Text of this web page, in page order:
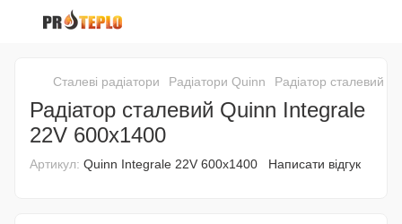
Сталеві радіатори Радіатори Quinn Радіатор сталевий
Радіатор сталевий Quinn Integrale
22V 600x1400
Артикул: Quinn Integrale 22V 600x1400 Написати відгук